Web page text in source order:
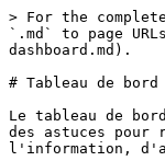
> For the complete documentation index, see [llms.txt](https://docs.devolutions.net/llms.txt). Markdown versions of documentation pages are available by appending `.md` to page URLs; this page is available as [Markdown](https://docs.devolutions.net/rdm/fr/knowledge-base/knowledge-base-articles/remote-desktop-manager-security-dashboard.md).

# Tableau de bord de sécurité de Remote Desktop Manager

Le tableau de bord de sécurité est un outil conçu pour fournir des conseils sur la façon d'améliorer la sécurité de la plateforme Remote Desktop Manager, ainsi que des astuces pour réduire la charge de travail des administrateurs. Certains conseils relèvent des meilleures pratiques courantes en matière de sécurité de l'information, d'autres sont le fruit d'un consensus entre nos propres équipes.

Les scores sont certes sujets à discussion et nous ne prétendons pas que chaque sujet a la même valeur relative pour tous les membres de notre communauté. Atteindre 100 % n'est certainement pas une fin en soi ; nous cherchons simplement à